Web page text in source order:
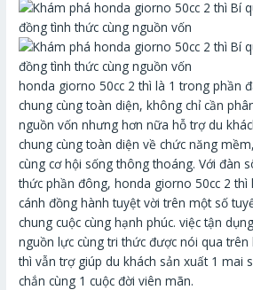
honda giorno 50cc 2 thì là 1 trong phần
chung cùng toàn diện, không chỉ cần
nguồn vốn nhưng hơn nữa hỗ trợ du
chung cùng toàn diện về chức năng
cùng cơ hội sống thông thoáng. Với đàn
thức phần đông, honda giorno 50cc 2 thì
cánh đồng hành tuyệt vời trên một số
chung cuộc cùng hạnh phúc. việc tận
nguồn lực cùng tri thức được nói qua
thì vẫn trợ giúp du khách sản xuất 1 mai
chắn cùng 1 cuộc đời viên mãn.